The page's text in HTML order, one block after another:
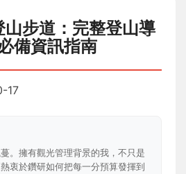
步道：完整登山導
備資訊指南
17
。擁有觀光管理背景的我，不只是
衷於鑽研如何把每一分預算發揮到